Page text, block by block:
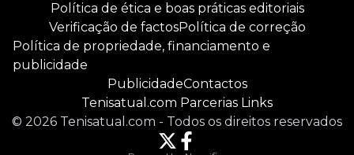
Política de ética e boas práticas editoriais
Verificação de factosPolítica de correção
Política de propriedade, financiamento e
publicidade
PublicidadeContactos
Tenisatual.com Parcerias Links
© 2026 Tenisatual.com - Todos os direitos reservados